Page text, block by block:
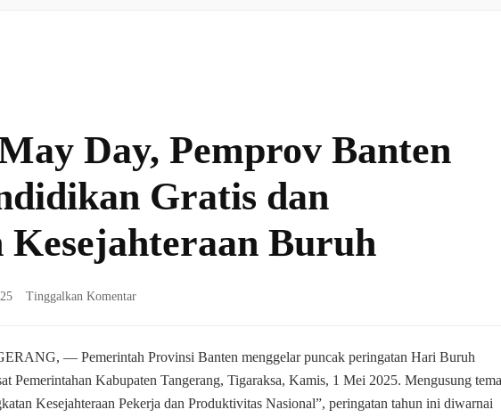
Day, Pemprov Banten
Gratis dan
Kesejahteraan Buruh
Tinggalkan Komentarpada
Day,
Banten
Janjikan
— Pemerintah Provinsi Banten menggelar puncak peringatan Hari Buruh
Pemerintahan Kabupaten Tangerang, Tigaraksa, Kamis, 1 Mei 2025. Mengusung tema
Kesejahteraan Pekerja dan Produktivitas Nasional”, peringatan tahun ini diwarnai